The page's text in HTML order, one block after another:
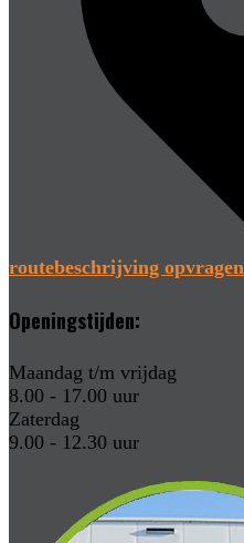
routebeschrijving opvragen
Openingstijden:
Maandag t/m vrijdag
8.00 - 17.00 uur
Zaterdag
9.00 - 12.30 uur